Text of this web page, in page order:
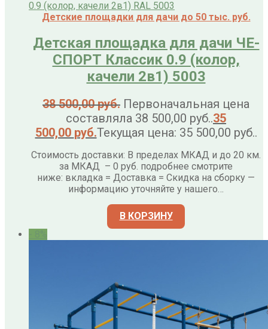
Детские площадки для дачи до 50 тыс. руб.
Детская площадка для дачи ЧЕ-
СПОРТ Классик 0.9 (колор,
качели 2в1) 5003
38 500,00руб. Первоначальная цена
составляла 38 500,00 руб..35
500,00 руб.Текущая цена: 35 500,00 руб..
Стоимость доставки: В пределах МКАД и до 20 км.
за МКАД – 0 руб. подробнее смотрите
ниже: вкладка = Доставка = Скидка на сборку —
информацию уточняйте у нашего…
В КОРЗИНУ